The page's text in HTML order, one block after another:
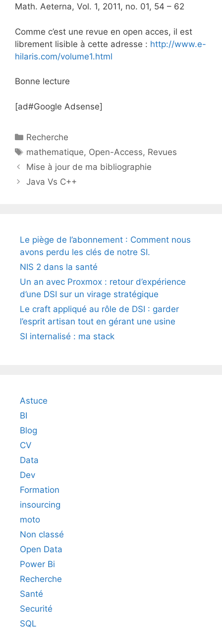
Math. Aeterna, Vol. 1, 2011, no. 01, 54 – 62
Comme c’est une revue en open acces, il est
librement lisible à cette adresse : http://www.e-
hilaris.com/volume1.html
Bonne lecture
[ad#Google Adsense]
Catégories
Recherche
Étiquettes
mathematique, Open-Access, Revues
Mise à jour de ma bibliographie
Java Vs C++
Le piège de l’abonnement : Comment nous
avons perdu les clés de notre SI.
NIS 2 dans la santé
Un an avec Proxmox : retour d’expérience
d’une DSI sur un virage stratégique
Le craft appliqué au rôle de DSI : garder
l’esprit artisan tout en gérant une usine
SI internalisé : ma stack
Astuce
BI
Blog
CV
Data
Dev
Formation
insourcing
moto
Non classé
Open Data
Power Bi
Recherche
Santé
Securité
SQL